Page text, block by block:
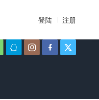
登陆 注册
   